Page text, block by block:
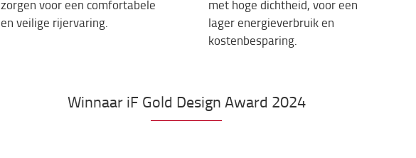
zorgen voor een comfortabele
en veilige rijervaring.
met hoge dichtheid, voor een
lager energieverbruik en
kostenbesparing.
Winnaar iF Gold Design Award 2024